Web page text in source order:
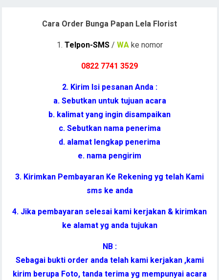
Cara Order Bunga Papan Lela Florist
1. Telpon-SMS/ WAke nomor
0822 7741 3529
2. Kirim Isi pesanan Anda :
a. Sebutkan untuk tujuan acara
b. kalimat yang ingin disampaikan
c. Sebutkan nama penerima
d. alamat lengkap penerima
e. nama pengirim
3. Kirimkan Pembayaran Ke Rekening yg telah Kami
sms ke anda
4. Jika pembayaran selesai kami kerjakan & kirimkan
ke alamat yg anda tujukan
NB :
Sebagai bukti order anda telah kami kerjakan ,kami
kirim berupa Foto, tanda terima yg mempunyai acara